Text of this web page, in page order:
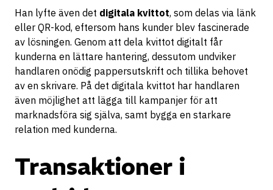
Han lyfte även det digitala kvittot, som delas via länk
eller QR-kod, eftersom hans kunder blev fascinerade
av lösningen. Genom att dela kvittot digitalt får
kunderna en lättare hantering, dessutom undviker
handlaren onödig pappersutskrift och tillika behovet
av en skrivare. På det digitala kvittot har handlaren
även möjlighet att lägga till kampanjer för att
marknadsföra sig själva, samt bygga en starkare
relation med kunderna.
Transaktioner i